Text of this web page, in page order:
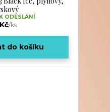
/ks
ODESLÁNÍ
do košíku